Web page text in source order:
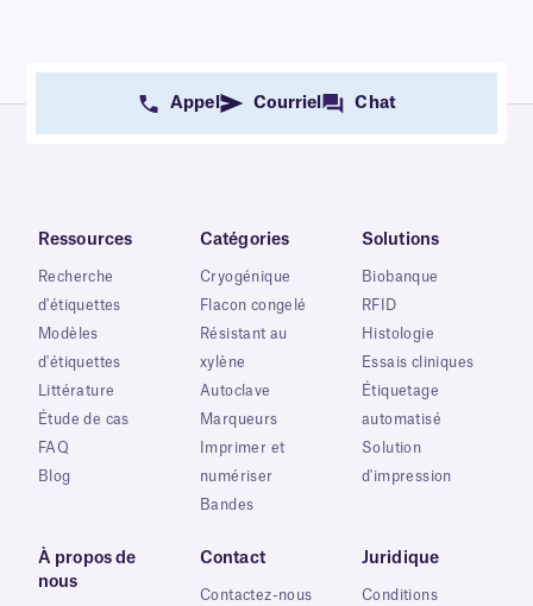
Appel Courriel Chat
Ressources
Recherche
d'étiquettes
Modèles
d'étiquettes
Littérature
Étude de cas
FAQ
Blog
Catégories
Cryogénique
Flacon congelé
Résistant au
xylène
Autoclave
Marqueurs
Imprimer et
numériser
Bandes
Solutions
Biobanque
RFID
Histologie
Essais cliniques
Étiquetage
automatisé
Solution
d'impression
À propos de
nous
Contact
Contactez-nous
Juridique
Conditions